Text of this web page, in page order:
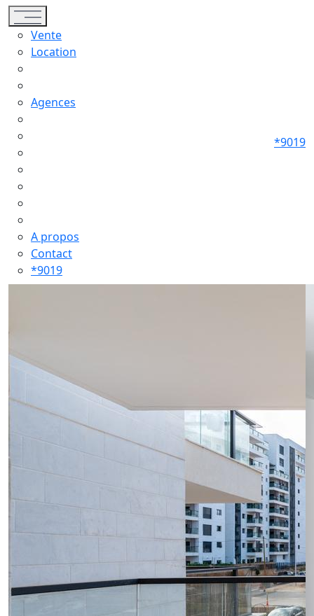
Toggle navigation
Vente
Location
Agences
A propos
Contact
*9019
*9019